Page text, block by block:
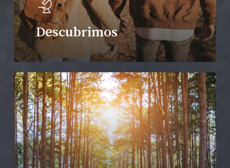
Descubrimos